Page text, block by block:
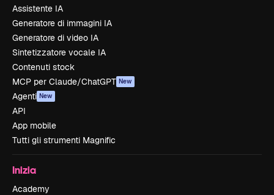
Assistente IA
Generatore di immagini IA
Generatore di video IA
Sintetizzatore vocale IA
Contenuti stock
MCP per Claude/ChatGPT New
Agenti New
API
App mobile
Tutti gli strumenti Magnific
Inizia
Academy